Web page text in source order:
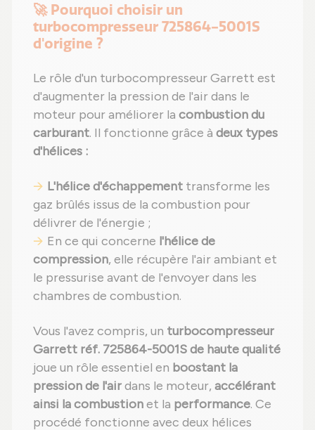
🚀 Pourquoi choisir un
turbocompresseur 725864-5001S
d'origine ?
Le rôle d'un turbocompresseur Garrett est
d'augmenter la pression de l'air dans le
moteur pour améliorer la combustion du
carburant. Il fonctionne grâce à deux types
d'hélices :
L'hélice d'échappement transforme les
gaz brûlés issus de la combustion pour
délivrer de l'énergie ;
En ce qui concerne l'hélice de
compression, elle récupère l'air ambiant et
le pressurise avant de l'envoyer dans les
chambres de combustion.
Vous l'avez compris, un turbocompresseur
Garrett réf. 725864-5001S de haute qualité
joue un rôle essentiel en boostant la
pression de l'airdans le moteur, accélérant
ainsi la combustionet la performance. Ce
procédé fonctionne avec deux hélices